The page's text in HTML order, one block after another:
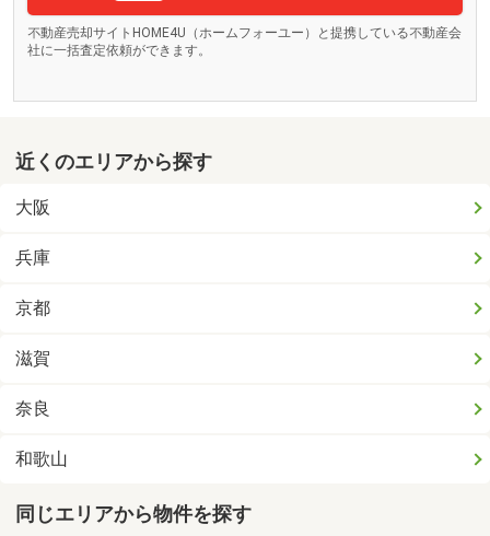
不動産売却サイトHOME4U（ホームフォーユー）と提携している不動産会
社に一括査定依頼ができます。
近くのエリアから探す
大阪
兵庫
京都
滋賀
奈良
和歌山
同じエリアから物件を探す